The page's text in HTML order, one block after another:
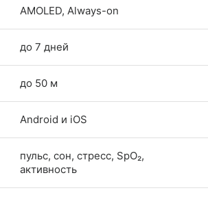
AMOLED, Always-on
до 7 дней
до 50 м
Android и iOS
пульс, сон, стресс, SpO₂,
активность